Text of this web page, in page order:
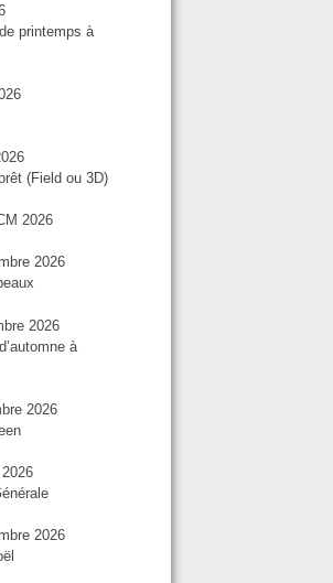
printemps à
(Field ou 3D)
2026
2026
2026
à
2026
2026